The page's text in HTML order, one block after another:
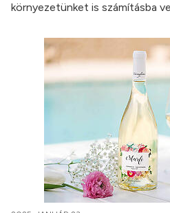
környezetünket is számításba